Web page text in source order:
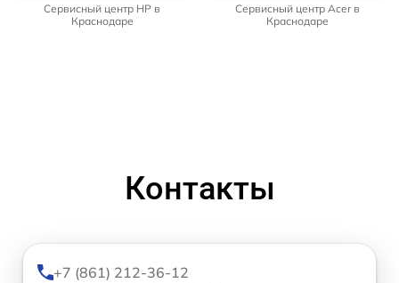
Сервисный центр HP в
Краснодаре
Сервисный центр Acer в
Краснодаре
Контакты
+7 (861) 212-36-12